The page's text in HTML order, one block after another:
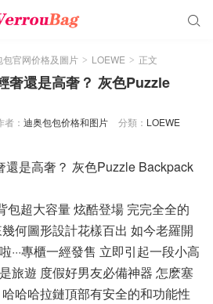

官网价格及圖片 > LOEWE > 正文
奢還是高奢？ 灰色Puzzle
者： 迪奥包包价格和图片 分類： LOEWE
還是高奢？ 灰色Puzzle Backpack
包超大容量 炫酷登場 完完全全的
何圖形設計花樣百出 如今老羅開
···專櫃一經發售 立即引起一段小高
旅遊 度假好男友必備神器 怎麽塞
哈哈拉鏈頂部有安全的和功能性